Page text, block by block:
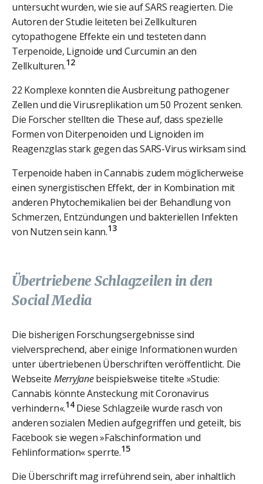
untersucht wurden, wie sie auf SARS reagierten. Die
Autoren der Studie leiteten bei Zellkulturen
cytopathogene Effekte ein und testeten dann
Terpenoide, Lignoide und Curcumin an den
Zellkulturen.12
22 Komplexe konnten die Ausbreitung pathogener
Zellen und die Virusreplikation um 50 Prozent senken.
Die Forscher stellten die These auf, dass spezielle
Formen von Diterpenoiden und Lignoiden im
Reagenzglas stark gegen das SARS-Virus wirksam sind.
Terpenoide haben in Cannabis zudem möglicherweise
einen synergistischen Effekt, der in Kombination mit
anderen Phytochemikalien bei der Behandlung von
Schmerzen, Entzündungen und bakteriellen Infekten
von Nutzen sein kann.13
Übertriebene Schlagzeilen in den
Social Media
Die bisherigen Forschungsergebnisse sind
vielversprechend, aber einige Informationen wurden
unter übertriebenen Überschriften veröffentlicht. Die
Webseite MerryJanebeispielsweise titelte »Studie:
Cannabis könnte Ansteckung mit Coronavirus
verhindern«.14Diese Schlagzeile wurde rasch von
anderen sozialen Medien aufgegriffen und geteilt, bis
Facebook sie wegen »Falschinformation und
Fehlinformation« sperrte.15
Die Überschrift mag irreführend sein, aber inhaltlich